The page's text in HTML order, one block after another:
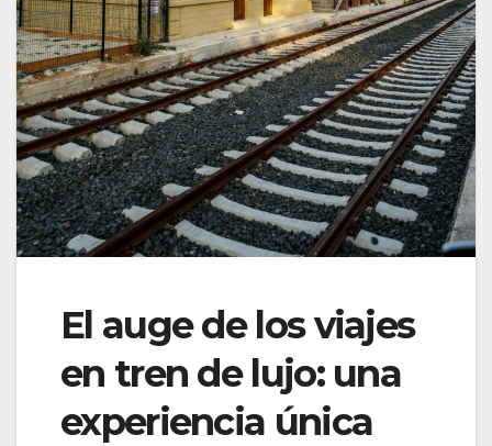
El auge de los viajes
en tren de lujo: una
experiencia única